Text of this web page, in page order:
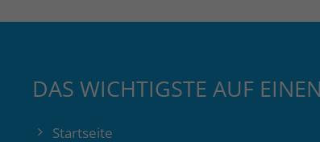
DAS WICHTIGSTE AUF
Startseite